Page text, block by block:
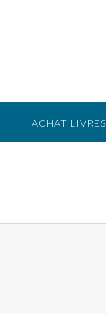
ACHAT LIVRES